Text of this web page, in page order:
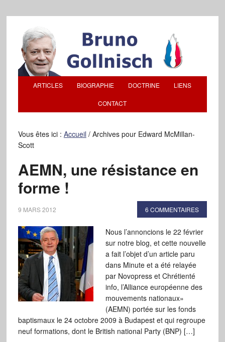
ARTICLES BIOGRAPHIE DOCTRINE LIENS
CONTACT
Vous êtes ici : Accueil /Archives pour Edward McMillan-
Scott
AEMN, une résistance en
forme !
9 MARS 2012 6 COMMENTAIRES
Nous l’annoncions le 22 février
sur notre blog, et cette nouvelle
a fait l’objet d’un article paru
dans Minute et a été relayée
par Novopress et Chrétienté
info, l’Alliance européenne des
mouvements nationaux»
(AEMN) portée sur les fonds
baptismaux le 24 octobre 2009 à Budapest et qui regroupe
neuf formations, dont le British national Party (BNP) […]